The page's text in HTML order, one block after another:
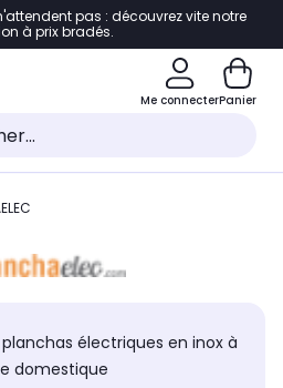
la navigation
pied de page
chatbot
pas : découvrez vite notre
à prix bradés.
Me connecterPanier
électriques en inox à
domestique